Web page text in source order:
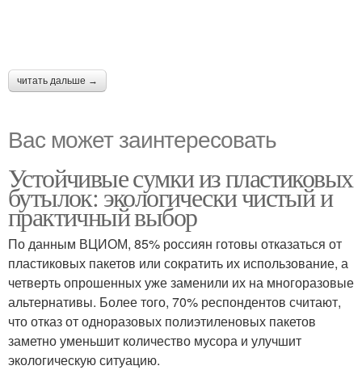
читать дальше →
Вас может заинтересовать
Устойчивые сумки из пластиковых
бутылок: экологически чистый и
практичный выбор
По данным ВЦИОМ, 85% россиян готовы отказаться от
пластиковых пакетов или сократить их использование, а
четверть опрошенных уже заменили их на многоразовые
альтернативы. Более того, 70% респондентов считают,
что отказ от одноразовых полиэтиленовых пакетов
заметно уменьшит количество мусора и улучшит
экологическую ситуацию.